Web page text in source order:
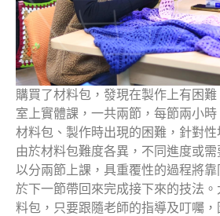
購買了材料包，發現在製作上有困
室上實體課，一共兩節，每節兩小
材料包、製作時出現的困難，針對性
由於材料包難度各異，不同進度或
以分兩節上課，具重覆性的過程將
於下一節帶回來完成接下來的技法
料包，只要跟隨老師的指導及叮囑